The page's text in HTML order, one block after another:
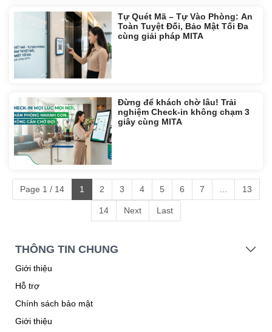
Tự Quét Mã – Tự Vào Phòng: An
Toàn Tuyệt Đối, Bảo Mật Tối Đa
cùng giải pháp MITA
Đừng để khách chờ lâu! Trải
nghiệm Check-in không chạm 3
giây cùng MITA
Page 1 / 14 1 2 3 4 5 6 7 13
14 Next Last
THÔNG TIN CHUNG
Giới thiệu
Hỗ trợ
Chính sách bảo mật
Giới thiệu